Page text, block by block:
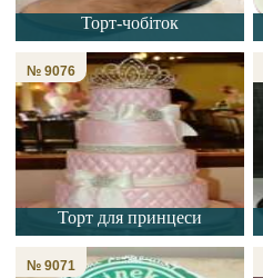
Торт-чобіток
Торт для принцеси
№ 9076
№ 9071